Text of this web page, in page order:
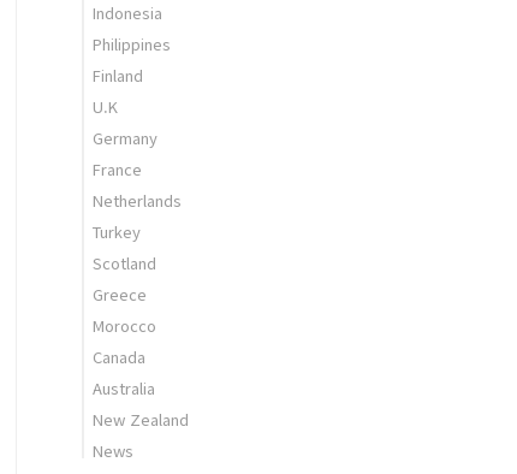
Indonesia
Philippines
Finland
U.K
Germany
France
Netherlands
Turkey
Scotland
Greece
Morocco
Canada
Australia
New Zealand
News